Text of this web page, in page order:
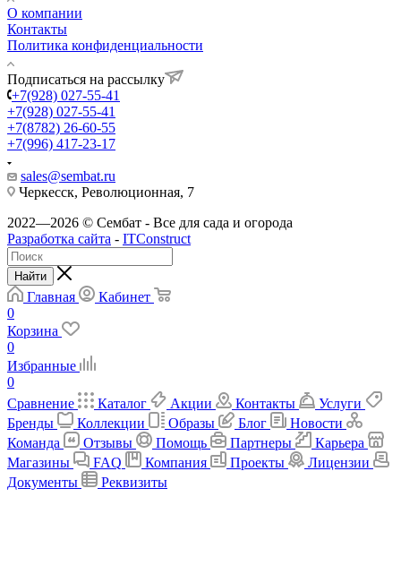
О компании
Контакты
Политика конфиденциальности
Подписаться на рассылку
+7(928) 027-55-41
+7(928) 027-55-41
+7(8782) 26-60-55
+7(996) 417-23-17
sales@sembat.ru
Черкесск, Революционная, 7
2022—2026 © Сембат - Все для сада и огорода
Разработка сайта - ITConstruct
Найти
Главная
Кабинет
0
Корзина
0
Избранные
0
Сравнение
Каталог Акции Контакты
Услуги
Бренды
Коллекции Образы Блог
Новости
Команда
Отзывы Помощь Партнеры
Карьера
Магазины
FAQ Компания Проекты
Лицензии
Документы
Реквизиты